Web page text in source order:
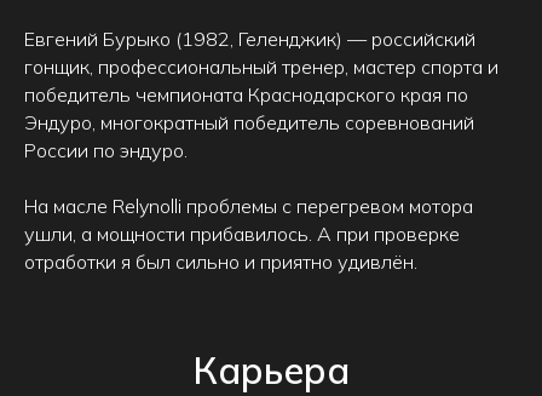
Евгений Бурыко (1982, Геленджик) — российский
гонщик, профессиональный тренер, мастер спорта и
победитель чемпионата Краснодарского края по
Эндуро, многократный победитель соревнований
России по эндуро.
На масле Relynolli проблемы с перегревом мотора
ушли, а мощности прибавилось. А при проверке
отработки я был сильно и приятно удивлён.
Карьера